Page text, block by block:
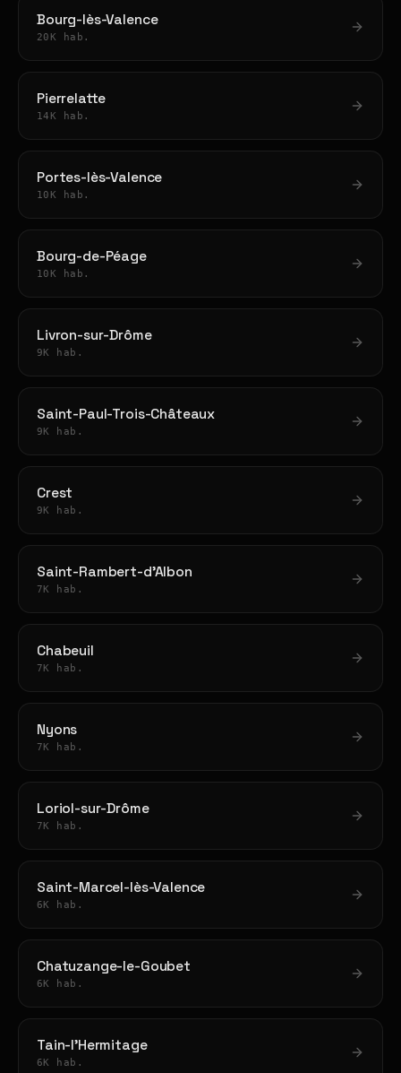
Bourg-lès-Valence
20K hab.
Pierrelatte
14K hab.
Portes-lès-Valence
10K hab.
Bourg-de-Péage
10K hab.
Livron-sur-Drôme
9K hab.
Saint-Paul-Trois-Châteaux
9K hab.
Crest
9K hab.
Saint-Rambert-d'Albon
7K hab.
Chabeuil
7K hab.
Nyons
7K hab.
Loriol-sur-Drôme
7K hab.
Saint-Marcel-lès-Valence
6K hab.
Chatuzange-le-Goubet
6K hab.
Tain-l'Hermitage
6K hab.